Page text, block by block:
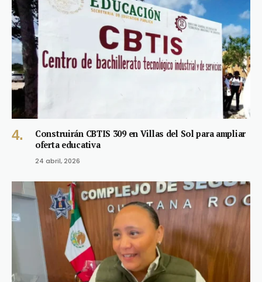
Construirán CBTIS 309 en Villas del Sol para ampliar
oferta educativa
24 abril, 2026